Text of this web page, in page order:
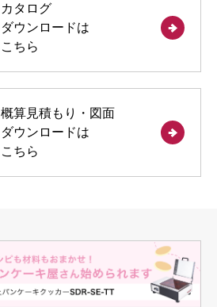
カタログ
ダウンロードは
こちら
概算見積もり・図面
ダウンロードは
こちら